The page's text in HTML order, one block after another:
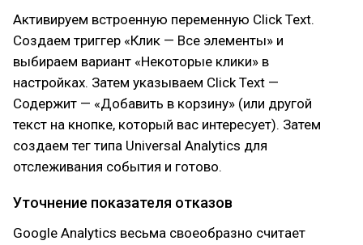
Активируем встроенную переменную Click Text.
Создаем триггер «Клик — Все элементы» и
выбираем вариант «Некоторые клики» в
настройках. Затем указываем Click Text —
Содержит — «Добавить в корзину» (или другой
текст на кнопке, который вас интересует). Затем
создаем тег типа Universal Analytics для
отслеживания события и готово.
Уточнение показателя отказов
Google Analytics весьма своеобразно считает